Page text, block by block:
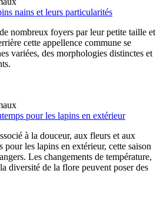
nains et leurs particularités
nombreux foyers par leur petite taille et
cette appellence commune se
variées, des morphologies distinctes et
pour les lapins en extérieur
à la douceur, aux fleurs et aux
pour les lapins en extérieur, cette saison
Les changements de température,
diversité de la flore peuvent poser des